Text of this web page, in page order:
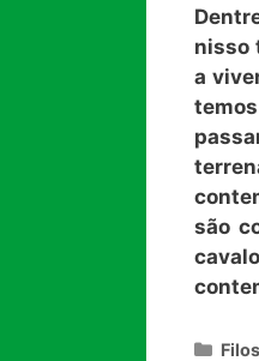
nisso
a
são